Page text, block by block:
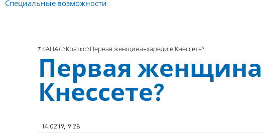
Специальные возможности
7 КАНАЛ Кратко Первая женщина-хареди в Кнессете?
Первая
Кнессете?
14.02.19, 9:28